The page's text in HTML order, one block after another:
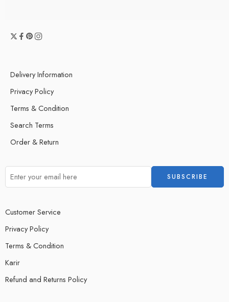
Delivery Information
Privacy Policy
Terms & Condition
Search Terms
Order & Return
Customer Service
Privacy Policy
Terms & Condition
Karir
Refund and Returns Policy